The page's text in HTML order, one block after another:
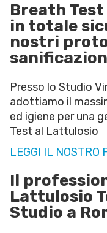
Breath
in totale
nostri
Presso lo Studio
adottiamo il
ed igiene per una
Test al Lattulosio
LEGGI IL NOSTRO
Il
Lattulosio
Studio a